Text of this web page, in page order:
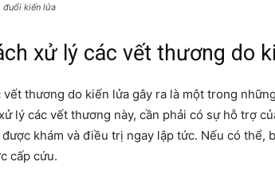
đuổi kiến lửa
xử lý các vết thương do
vết thương do kiến lửa gây ra là một trong
lý các vết thương này, cần phải có sự hỗ trợ
được khám và điều trị ngay lập tức. Nếu có thể,
cấp cứu.